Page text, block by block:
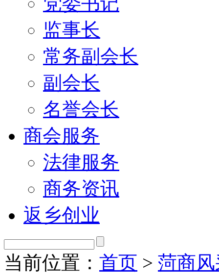
监事长
常务副会长
副会长
名誉会长
商会服务
法律服务
商务资讯
返乡创业
当前位置： 首页 > 菏商